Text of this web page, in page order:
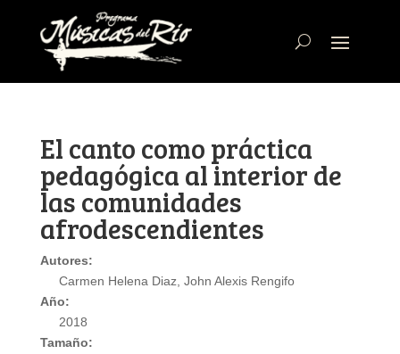
El canto como práctica
pedagógica al interior de
las comunidades
afrodescendientes
Autores:
Carmen Helena Diaz, John Alexis Rengifo
Año:
2018
Tamaño: